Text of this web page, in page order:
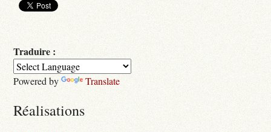
Traduire :
Powered by Translate
Réalisations